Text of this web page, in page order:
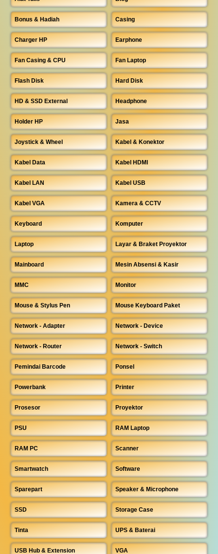
Bonus & Hadiah Casing
Charger HP Earphone
Fan Casing & CPU Fan Laptop
Flash Disk Hard Disk
HD & SSD External Headphone
Holder HP Jasa
Joystick & Wheel Kabel & Konektor
Kabel Data Kabel HDMI
Kabel LAN Kabel USB
Kabel VGA Kamera & CCTV
Keyboard Komputer
Laptop Layar & Braket Proyektor
Mainboard Mesin Absensi & Kasir
MMC Monitor
Mouse & Stylus Pen Mouse Keyboard Paket
Network - Adapter Network - Device
Network - Router Network - Switch
Pemindai Barcode Ponsel
Powerbank Printer
Prosesor Proyektor
PSU RAM Laptop
RAM PC Scanner
Smartwatch Software
Sparepart Speaker & Microphone
SSD Storage Case
Tinta UPS & Baterai
USB Hub & Extension VGA